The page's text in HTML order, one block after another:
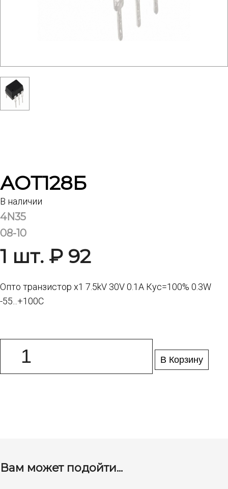
АОТ128Б
В наличии
4N35
08-10
1 шт. ₽ 92
Опто транзистор x1 7.5kV 30V 0.1A Кус=100% 0.3W
-55...+100C
В Корзину
Вам может подойти...